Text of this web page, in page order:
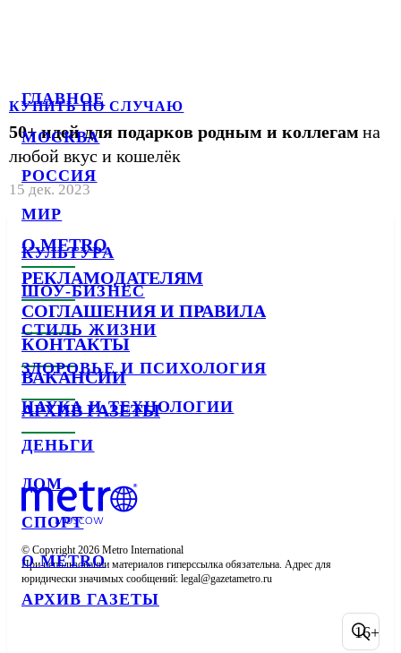
ГЛАВНОЕ
МОСКВА
РОССИЯ
МИР
КУЛЬТУРА
ШОУ-БИЗНЕС
СТИЛЬ ЖИЗНИ
ЗДОРОВЬЕ И ПСИХОЛОГИЯ
НАУКА И ТЕХНОЛОГИИ
ДЕНЬГИ
ДОМ
СПОРТ
О METRO
АРХИВ ГАЗЕТЫ
КУПИТЬ ПО СЛУЧАЮ
50+ идей для подарков родным и коллегам на
любой вкус и кошелёк
15 дек. 2023
О METRO
РЕКЛАМОДАТЕЛЯМ
СОГЛАШЕНИЯ И ПРАВИЛА
КОНТАКТЫ
ВАКАНСИИ
АРХИВ ГАЗЕТЫ
© Copyright 2026 Metro International
При использовании материалов гиперссылка обязательна. Адрес для
юридически значимых сообщений:
16+